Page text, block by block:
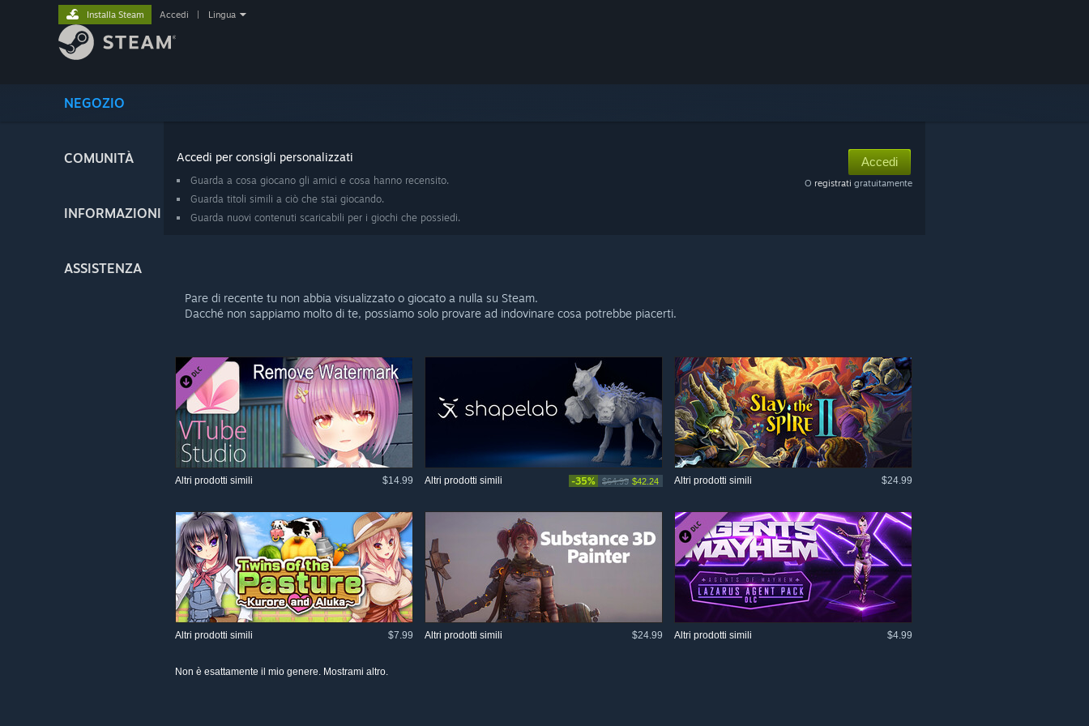
NEGOZIO
COMUNITÀ
INFORMAZIONI
ASSISTENZA
Installa Steam Accedi Lingua
Accedi
O registrati gratuitamente
Accedi per consigli personalizzati
Guarda a cosa giocano gli amici e cosa hanno recensito.
Guarda titoli simili a ciò che stai giocando.
Guarda nuovi contenuti scaricabili per i giochi che possiedi.
Pare di recente tu non abbia visualizzato o giocato a nulla su Steam.
Dacché non sappiamo molto di te, possiamo solo provare ad indovinare cosa potrebbe piacerti.
$14.99
Altri prodotti simili -35% $64.99 $42.24
Altri prodotti simili $24.99
Altri prodotti simili
$7.99
Altri prodotti simili $24.99
Altri prodotti simili $4.99
Altri prodotti simili
Non è esattamente il mio genere. Mostrami altro.